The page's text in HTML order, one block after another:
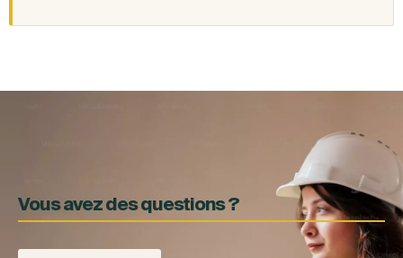
Vous avez des questions ?